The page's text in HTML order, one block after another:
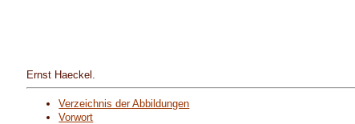
Ernst Haeckel.
Verzeichnis der Abbildungen
Vorwort